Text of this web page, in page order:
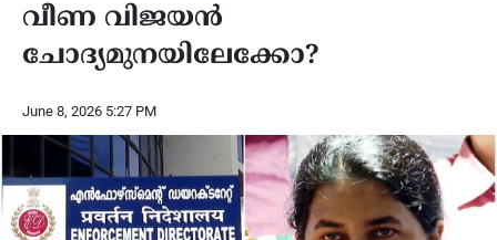
വീണ വിജയൻ
ചോദ്യമുനയിലേക്കോ?
June 8, 2026 5:27 PM